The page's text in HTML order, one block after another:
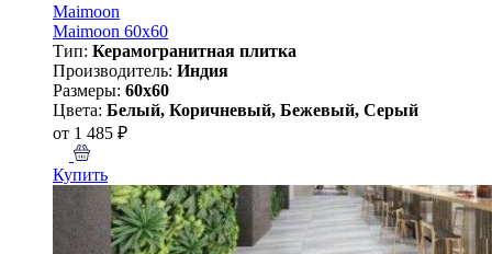
Maimoon
Maimoon 60x60
Тип: Керамогранитная плитка
Производитель: Индия
Размеры: 60x60
Цвета: Белый, Коричневый, Бежевый, Серый
от 1 485 ₽
Купить